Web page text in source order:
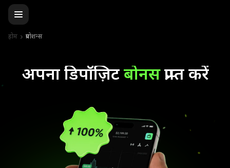
होम प्रमोशन्स
अपना डिपॉज़िटबोनसप्राप्त करें